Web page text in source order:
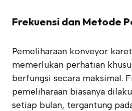
Frekuensi dan Metode
Pemeliharaan konveyor
memerlukan perhatian
berfungsi secara maksimal.
pemeliharaan biasanya
setiap bulan, tergantung